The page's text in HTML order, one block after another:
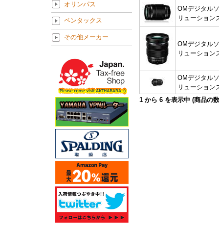
OMデジタルソ
リューション
OMデジタルソ
リューション
OMデジタルソ
リューション
1 から 6 を表示中 (商品の
オリンパス
ペンタックス
その他メーカー